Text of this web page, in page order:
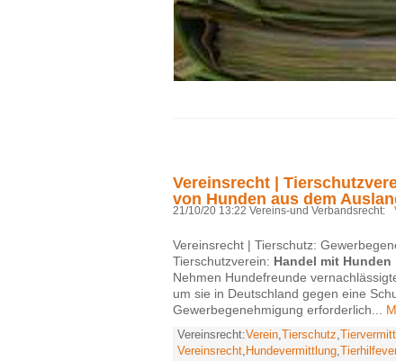
Vereinsrecht |
von Hunden aus dem
21/10/20 13:22 Vereins-und Verbandsrecht:
Vereinsrecht | Tierschutz:
Tierschutzverein: Handel mit Hunden
Nehmen Hundefreunde
um sie in Deutschland gegen eine
Gewerbegenehmigung erforderlich...
Vereinsrecht:Verein, Tierschutz,
Vereinsrecht, Hundevermittlung,